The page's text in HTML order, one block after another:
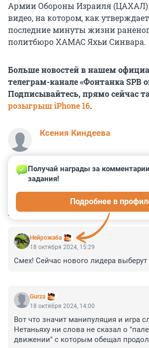
Армии Обороны Израиля (ЦАХАЛ)
видео, на котором, как
последние минуты жизни
политбюро ХАМАС Яхьи Синвара.
Больше новостей в нашем
телеграм-канале «Фонтанка SPB
Подписывайтесь, прямо сейчас
розыгрыш iPhone 16.
Ксения Киндеева
КОММЕНТАРИИ 9
Нейрожаба
Получай награды за
задания!
Подробнее в
18 октября 2024, 15:29
Смех! Сейчас нового лидера
Gurza
18 октября 2024, 14:00
Вот что значит манипуляция и игра
Нетаньяху ни слова не сказал о
движении" с которым обещал